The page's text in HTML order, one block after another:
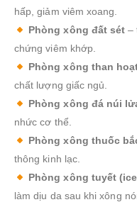
hấp, giảm viêm xoang.
Phòng xông đất sét –
chứng viêm khớp.
Phòng xông than
chất lượng giấc ngủ.
Phòng xông đá núi
nhức cơ thể.
Phòng xông thuốc
thông kinh lạc.
Phòng xông tuyết
làm dịu da sau khi xông